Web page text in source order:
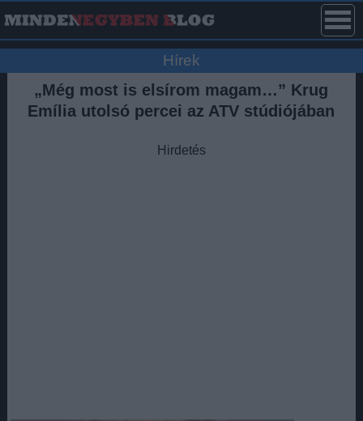
Hírek
„Még most is elsírom magam…” Krug
Emília utolsó percei az ATV stúdiójában
Hirdetés